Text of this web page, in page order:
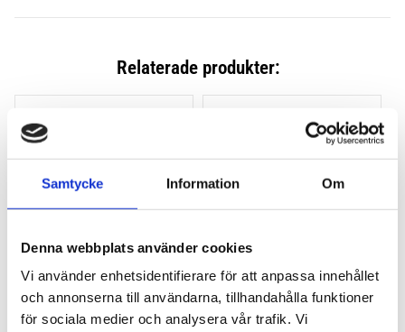
Samtycke Information Om
Denna webbplats använder cookies
Vi använder enhetsidentifierare för att anpassa innehållet
och annonserna till användarna, tillhandahålla funktioner
för sociala medier och analysera vår trafik. Vi
Relaterade produkter:
THULE CLAMP EVO 4-
PACK 710500
THULE CLAMP EDGE 4-
PACK 720500
Lägg